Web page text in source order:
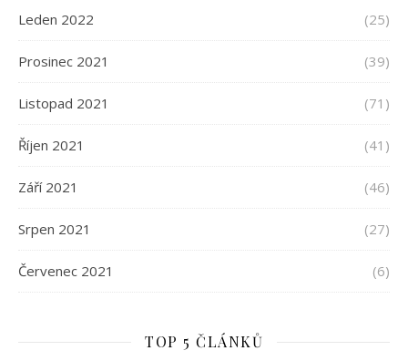
Leden 2022 (25)
Prosinec 2021 (39)
Listopad 2021 (71)
Říjen 2021 (41)
Září 2021 (46)
Srpen 2021 (27)
Červenec 2021 (6)
TOP 5 ČLÁNKŮ